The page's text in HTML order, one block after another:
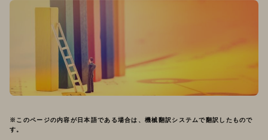
※このページの内容が日本語である場合は、機械翻訳システムで翻訳したもので
す。